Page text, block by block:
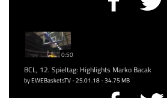
0:50
BCL, 12. Spieltag: Highlights Marko Bacak
by EWEBasketsTV - 25.01.18 - 34.75 MB